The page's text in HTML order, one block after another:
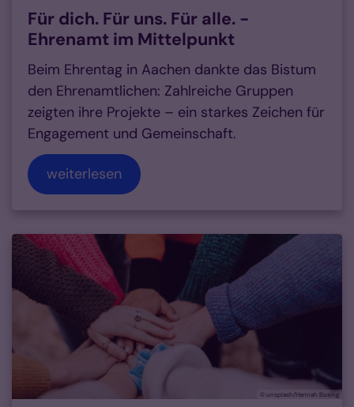
Für dich. Für uns. Für alle. -
Ehrenamt im Mittelpunkt
Beim Ehrentag in Aachen dankte das Bistum
den Ehrenamtlichen: Zahlreiche Gruppen
zeigten ihre Projekte – ein starkes Zeichen für
Engagement und Gemeinschaft.
weiterlesen
© unsplash/Hannah Busing